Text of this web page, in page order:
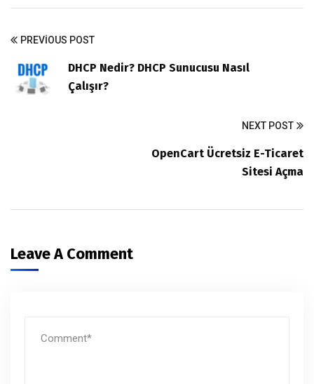
PREVIOUS POST
DHCP Nedir? DHCP Sunucusu Nasıl
Çalışır?
NEXT POST
OpenCart Ücretsiz E-Ticaret
Sitesi Açma
Leave A Comment